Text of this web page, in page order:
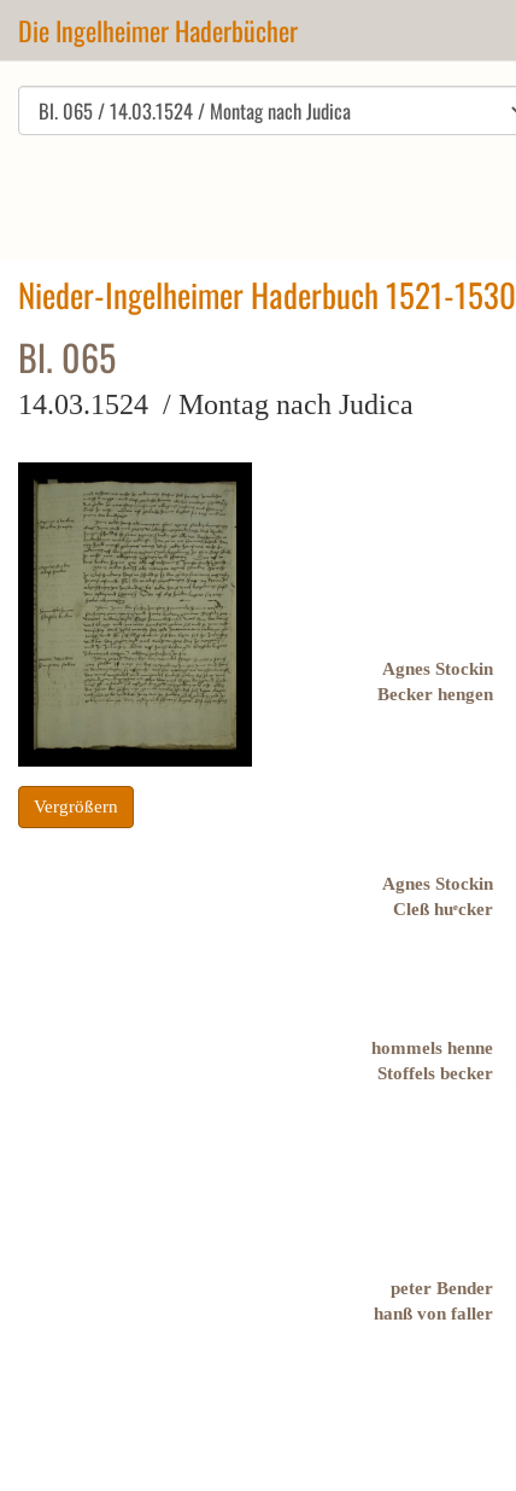
Die Ingelheimer Haderbücher
Nieder-Ingelheimer Haderbuch 1521-1530
Bl. 065
14.03.1524 / Montag nach Judica
Vergrößern
Agnes Stockin
Becker hengen
Agnes Stockin
Cleß huͤcker
hommels henne
Stoffels becker
peter Bender
hanß von faller